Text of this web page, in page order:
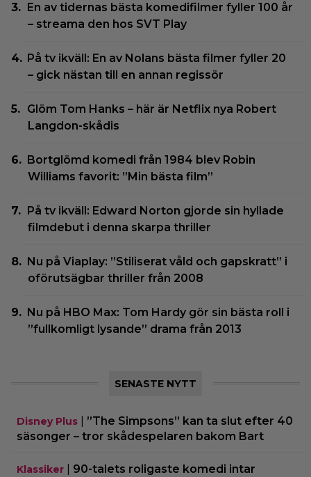
En av tidernas bästa komedifilmer fyller 100 år
– streama den hos SVT Play
På tv ikväll: En av Nolans bästa filmer fyller 20
– gick nästan till en annan regissör
Glöm Tom Hanks – här är Netflix nya Robert
Langdon-skådis
Bortglömd komedi från 1984 blev Robin
Williams favorit: ”Min bästa film”
På tv ikväll: Edward Norton gjorde sin hyllade
filmdebut i denna skarpa thriller
Nu på Viaplay: ”Stiliserat våld och gapskratt” i
oförutsägbar thriller från 2008
Nu på HBO Max: Tom Hardy gör sin bästa roll i
”fullkomligt lysande” drama från 2013
SENASTE NYTT
Disney Plus
”The Simpsons” kan ta slut efter 40
säsonger – tror skådespelaren bakom Bart
Klassiker 90-talets roligaste komedi intar